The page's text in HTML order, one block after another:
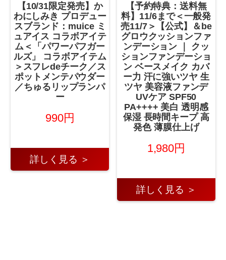
【10/31限定発売】か
わにしみき プロデュー
スブランド：muice ミ
ュアイス コラボアイテ
ム＜「パワーパフガー
ルズ」 コラボアイテム
＞スフレdeチーク／ス
ポットメンテパウダー
／ちゅるリップランパ
ー
990円
詳しく見る ＞
【予約特典：送料無
料】11/6まで＜一般発
売11/7＞【公式】＆be
グロウクッションファ
ンデーション ｜ クッ
ションファンデーショ
ン ベースメイク カバ
ー力 汗に強いツヤ 生
ツヤ 美容液ファンデ
UVケア SPF50
PA++++ 美白 透明感
保湿 長時間キープ 高
発色 薄膜仕上げ
1,980円
詳しく見る ＞